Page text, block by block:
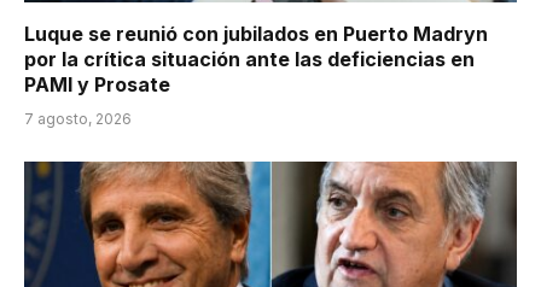
Luque se reunió con jubilados en Puerto Madryn
por la crítica situación ante las deficiencias en
PAMI y Prosate
7 agosto, 2026